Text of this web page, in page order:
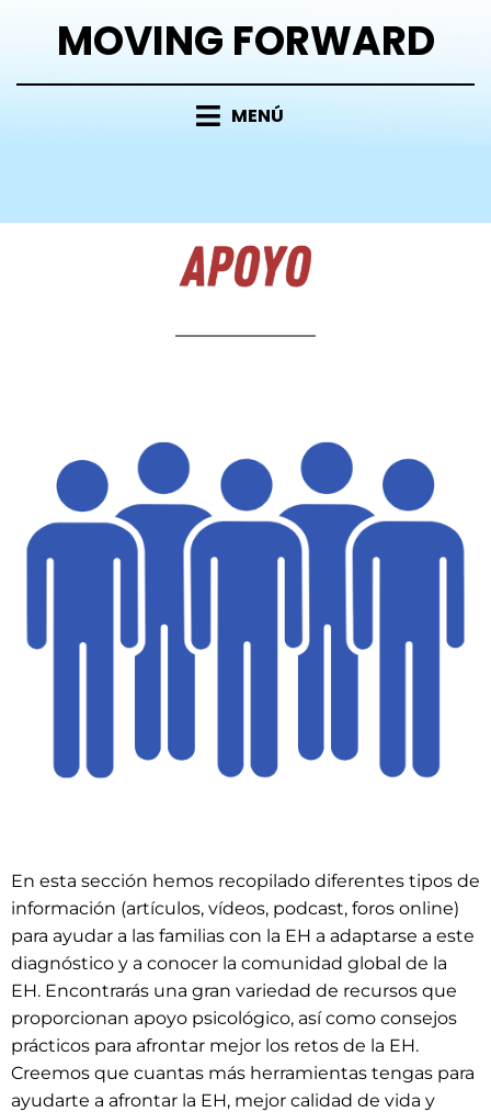
MOVING FORWARD
MENÚ
En esta sección hemos recopilado diferentes tipos de
información (artículos, vídeos, podcast, foros online)
para ayudar a las familias con la EH a adaptarse a este
diagnóstico y a conocer la comunidad global de la
EH. Encontrarás una gran variedad de recursos que
proporcionan apoyo psicológico, así como consejos
prácticos para afrontar mejor los retos de la EH.
Creemos que cuantas más herramientas tengas para
ayudarte a afrontar la EH, mejor calidad de vida y